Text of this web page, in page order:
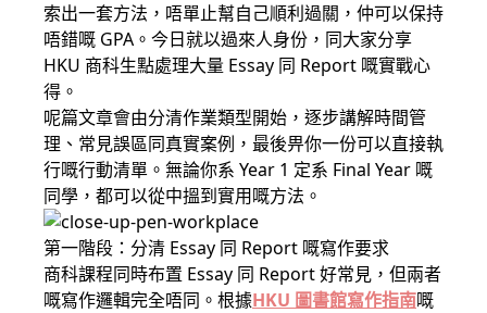
索出一套方法，唔單止幫自己順利過關，仲可以保持
唔錯嘅 GPA。今日就以過來人身份，同大家分享
HKU 商科生點處理大量 Essay 同 Report 嘅實戰心
得。
呢篇文章會由分清作業類型開始，逐步講解時間管
理、常見誤區同真實案例，最後畀你一份可以直接執
行嘅行動清單。無論你系 Year 1 定系 Final Year 嘅
同學，都可以從中搵到實用嘅方法。
第一階段：分清 Essay 同 Report 嘅寫作要求
商科課程同時布置 Essay 同 Report 好常見，但兩者
嘅寫作邏輯完全唔同。根據HKU 圖書館寫作指南嘅